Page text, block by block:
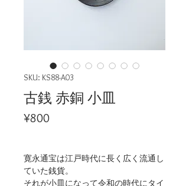
SKU: KS88-A03
古銭 赤銅 小皿
¥800
寛永通宝は江戸時代に長く広く流通し
ていた銭貨。
それが小皿になって令和の時代にタイ